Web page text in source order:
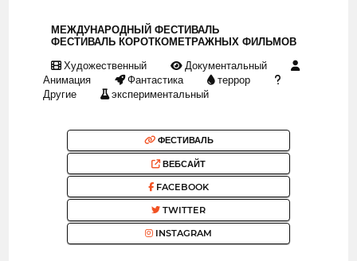
МЕЖДУНАРОДНЫЙ ФЕСТИВАЛЬ
ФЕСТИВАЛЬ КОРОТКОМЕТРАЖНЫХ ФИЛЬМОВ
Художественный
Документальный
Анимация
Фантастика
террор
Другие
экспериментальный
ФЕСТИВАЛЬ
ВЕБСАЙТ
FACEBOOK
TWITTER
INSTAGRAM